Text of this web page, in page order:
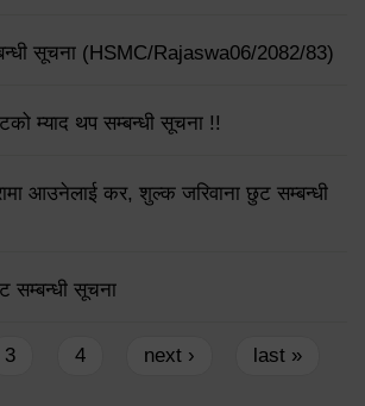
सूचना (HSMC/Rajaswa06/2082/83)
म्याद थप सम्बन्धी सूचना !!
आउनेलाई कर, शुल्क जरिवाना छुट सम्बन्धी
सम्बन्धी सूचना
3 4 next › last »